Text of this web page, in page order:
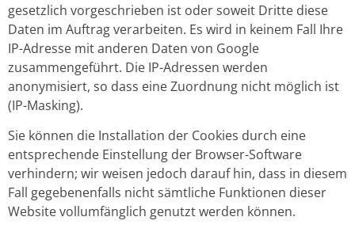
gesetzlich vorgeschrieben ist oder soweit Dritte diese
Daten im Auftrag verarbeiten. Es wird in keinem Fall Ihre
IP-Adresse mit anderen Daten von Google
zusammengeführt. Die IP-Adressen werden
anonymisiert, so dass eine Zuordnung nicht möglich ist
(IP-Masking).
Sie können die Installation der Cookies durch eine
entsprechende Einstellung der Browser-Software
verhindern; wir weisen jedoch darauf hin, dass in diesem
Fall gegebenenfalls nicht sämtliche Funktionen dieser
Website vollumfänglich genutzt werden können.